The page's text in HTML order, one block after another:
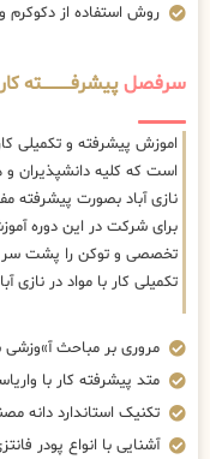
روش استفاده از دکوکرم
سرفصل
اموزش پیشرفته و تکمیلی
است که کلیه دانشپذیران و
نازی آباد بصورت پیشرفته
برای شرکت در این دوره
تخصصی و توکن را پشت سر
تکمیلی کار با مواد در نازی
مروری بر مباحث
متد پیشرفته کار با
تکنیک استاندارد دانه
آشنایی با انواع پودر